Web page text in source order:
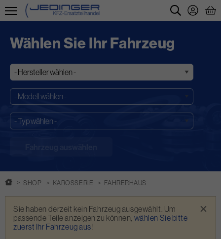
Direkt
Inhalt
Wählen Sie Ihr Fahrzeug
SHOP KAROSSERIE FAHRERHAUS
Warnmeldung
Sie haben derzeit kein Fahrzeug ausgewählt. Um
passende Teile anzeigen zu können, wählen Sie bitte
zuerst Ihr Fahrzeug aus!
×